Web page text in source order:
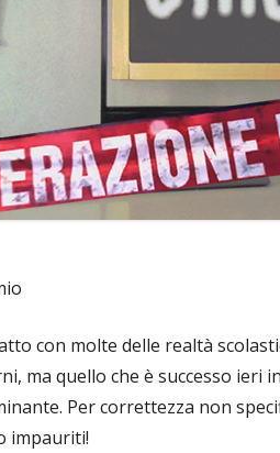
con molte delle realtà
ma quello che è successo ieri
Per correttezza non
impauriti!